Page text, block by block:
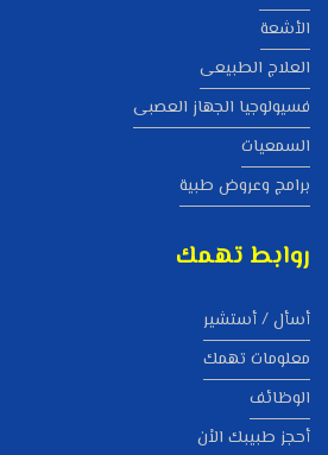
الأشعة
العلاج الطبيعى
فسيولوجيا الجهاز العصبى
السمعيات
برامج وعروض طبية
روابط تهمك
أسأل / أستشير
معلومات تهمك
الوظائف
أحجز طبيبك الاْن